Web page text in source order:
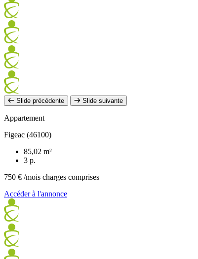
Slide précédente Slide suivante
Appartement
Figeac (46100)
85,02 m²
3 p.
750 € /mois charges comprises
Accéder à l'annonce